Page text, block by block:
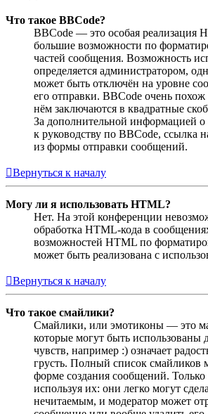
Что такое BBCode?
BBCode — это особая реализация
большие возможности по
частей сообщения. Возможность
определяется администратором,
может быть отключён на уровне
его отправки. BBCode очень
нём заключаются в квадратные
За дополнительной информацией о
к руководству по BBCode, ссылка
из формы отправки сообщений.
Вернуться к началу
Могу ли я использовать HTML?
Нет. На этой конференции
обработка HTML-кода в
возможностей HTML по
может быть реализована с
Вернуться к началу
Что такое смайлики?
Смайлики, или эмотиконы — это
которые могут быть использованы
чувств, например :) означает
грусть. Полный список смайликов
форме создания сообщений. Только
используя их: они легко могут
нечитаемым, и модератор может